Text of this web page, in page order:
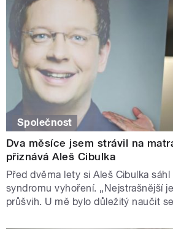
Společnost
Dva měsíce jsem strávil na
přiznává Aleš Cibulka
Před dvěma lety si Aleš Cibulka
syndromu vyhoření. „Nejstrašnější
průšvih. U mě bylo důležitý naučit